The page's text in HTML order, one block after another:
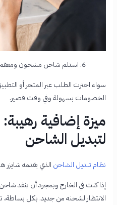
6. استلم شاحن مشحون ومعقم
سواء اخترت الطلب عبر المتجر أو
الخصومات بسهولة وفي وقت قصير.
ميزة إضافية رهيبة:
لتبديل الشاحن
نظام تبديل الشاحن الذي يقدمه شايزر
إذا كنت في الخارج وبمجرد أن ينفد
الانتظار لشحنه من جديد. بكل بساطة،